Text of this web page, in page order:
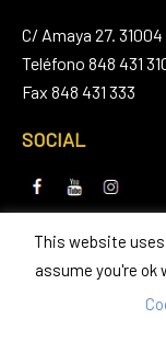
C/ Amaya 27.
Teléfono 848 431
Fax 848 431 333
SOCIAL
Bachillerato de
This website uses
assume you're